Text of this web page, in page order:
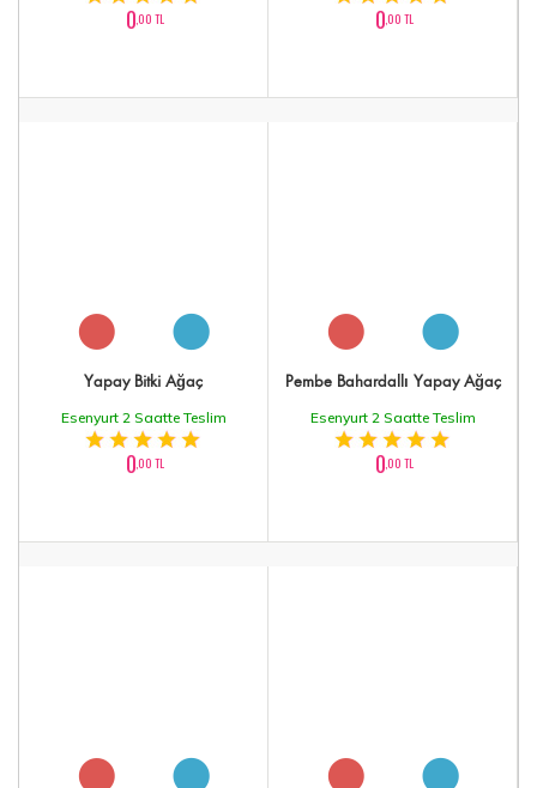
0,00 TL 0,00 TL
Yapay Bitki Ağaç
Esenyurt 2 Saatte Teslim
0,00 TL
Pembe Bahardallı Yapay Ağaç
Esenyurt 2 Saatte Teslim
0,00 TL